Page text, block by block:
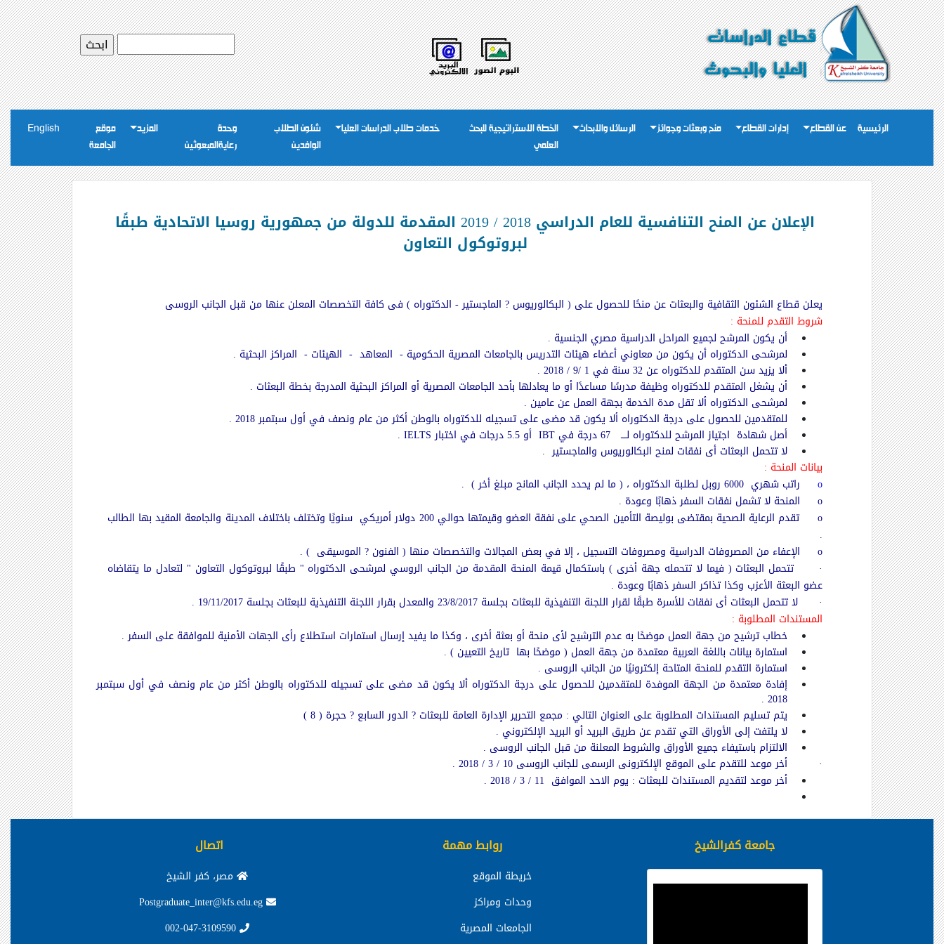
الرئيسية عن القطاع إدارات القطاع منح وبعثات وجوائز الرسائل والابحاث
الخطة الاستراتيجية للبحث
العلمي
خدمات طلاب الدراسات العليا
شئون الطلاب
الوافدين
وحدة
رعايةالمبعوثين
المزيد
موقع
الجامعة
English
الإعلان عن المنح التنافسية للعام الدراسي 2018 / 2019 المقدمة للدولة من جمهورية روسيا الاتحادية طبقًا
لبروتوكول التعاون
يعلن قطاع الشئون الثقافية والبعثات عن منحًا للحصول على ( البكالوريوس ? الماجستير - الدكتوراه ) فى كافة التخصصات المعلن عنها من قبل الجانب الروسى
شروط التقدم للمنحة :
أن يكون المرشح لجميع المراحل الدراسية مصري الجنسية .
لمرشحى الدكتوراه أن يكون من معاوني أعضاء هيئات التدريس بالجامعات المصرية الحكومية - المعاهد - الهيئات - المراكز البحثية .
ألا يزيد سن المتقدم للدكتوراه عن 32 سنة في 1 /9 / 2018 .
أن يشغل المتقدم للدكتوراه وظيفة مدرسًا مساعدًا أو ما يعادلها بأحد الجامعات المصرية أو المراكز البحثية المدرجة بخطة البعثات .
لمرشحى الدكتوراه ألا تقل مدة الخدمة بجهة العمل عن عامين .
للمتقدمين للحصول على درجة الدكتوراه ألا يكون قد مضى على تسجيله للدكتوراه بالوطن أكثر من عام ونصف في أول سبتمبر 2018 .
أصل شهادة اجتياز المرشح للدكتوراه لــــ 67 درجة في IBT أو 5.5 درجات في اختبار IELTS
.
لا تتحمل البعثات أى نفقات لمنح البكالوريوس والماجستير .
بيانات المنحة :
o
راتب شهري 6000 روبل لطلبة الدكتوراه ، ( ما لم يحدد الجانب المانح مبلغ أخر ) .
o
المنحة لا تشمل نفقات السفر ذهابًا وعودة .
o
تقدم الرعاية الصحية بمقتضى بوليصة التأمين الصحي على نفقة العضو وقيمتها حوالي 200 دولار أمريكي سنويًا وتختلف باختلاف المدينة والجامعة المقيد بها الطالب
.
o
الإعفاء من المصروفات الدراسية ومصروفات التسجيل ، إلا في بعض المجالات والتخصصات منها ( الفنون ? الموسيقى ) .
·
تتحمل البعثات ( فيما لا تتحمله جهة أخرى ) باستكمال قيمة المنحة المقدمة من الجانب الروسي لمرشحى الدكتوراه " طبقًا لبروتوكول التعاون " لتعادل ما يتقاضاه
عضو البعثة الأعزب وكذا تذاكر السفر ذهابًا وعودة .
·
لا تتحمل البعثات أى نفقات للأسرة طبقًا لقرار اللجنة التنفيذية للبعثات بجلسة 23/8/2017 والمعدل بقرار اللجنة التنفيذية للبعثات بجلسة 19/11/2017 .
المستندات المطلوبة :
خطاب ترشيح من جهة العمل موضحًا به عدم الترشيح لأى منحة أو بعثة أخرى ، وكذا ما يفيد إرسال استمارات استطلاع رأى الجهات الأمنية للموافقة على السفر .
استمارة بيانات باللغة العربية معتمدة من جهة العمل ( موضحًا بها تاريخ التعيين ) .
استمارة التقدم للمنحة المتاحة إلكترونيًا من الجانب الروسى .
إفادة معتمدة من الجهة الموفدة للمتقدمين للحصول على درجة الدكتوراه ألا يكون قد مضى على تسجيله للدكتوراه بالوطن أكثر من عام ونصف في أول سبتمبر
2018
.
يتم تسليم المستندات المطلوبة على العنوان التالي : مجمع التحرير الإدارة العامة للبعثات ? الدور السابع ? حجرة ( 8 )
لا يلتفت إلى الأوراق التي تقدم عن طريق البريد أو البريد الإلكتروني .
الالتزام باستيفاء جميع الأوراق والشروط المعلنة من قبل الجانب الروسى .
·
أخر موعد للتقدم على الموقع الإلكترونى الرسمى للجانب الروسى 10 / 3 / 2018 .
أخر موعد لتقديم المستندات للبعثات : يوم الاحد الموافق 11 / 3 / 2018 .
جامعة كفرالشيخ روابط مهمة
خريطة الموقع
وحدات ومراكز
الجامعات المصرية
اتصال
مصر، كفر الشيخ
Postgraduate_inter@kfs.edu.eg